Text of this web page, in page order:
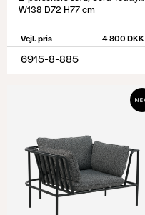
W138 D72 H77 cm
Vejl. pris 4 800 DKK
6915-8-885